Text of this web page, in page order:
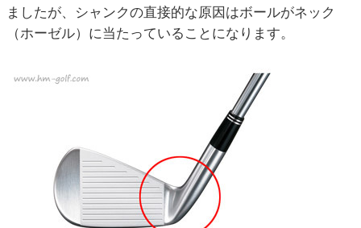
ましたが、シャンクの直接的な原因はボールがネック
（ホーゼル）に当たっていることになります。